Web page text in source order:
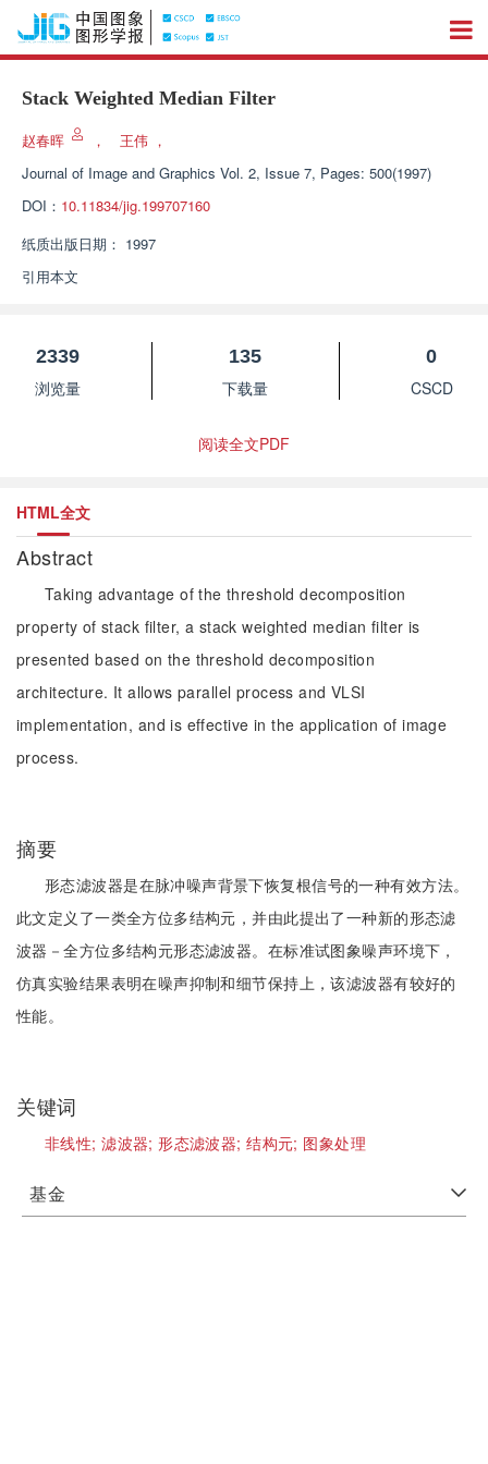
Stack Weighted Median Filter
赵春晖 ， 王伟 ，
Journal of Image and Graphics Vol. 2, Issue 7, Pages: 500(1997)
DOI： 10.11834/jig.199707160
纸质出版日期： 1997
引用本文
2339
浏览量
135
下载量
0
CSCD
阅读全文PDF
HTML全文
Abstract
Taking advantage of the threshold decomposition
property of stack filter, a stack weighted median filter is
presented based on the threshold decomposition
architecture. It allows parallel process and VLSI
implementation, and is effective in the application of image
process.
摘要
形态滤波器是在脉冲噪声背景下恢复根信号的一种有效方法。
此文定义了一类全方位多结构元，并由此提出了一种新的形态滤
波器－全方位多结构元形态滤波器。在标准试图象噪声环境下，
仿真实验结果表明在噪声抑制和细节保持上，该滤波器有较好的
性能。
关键词
非线性;滤波器;形态滤波器;结构元; 图象处理
基金